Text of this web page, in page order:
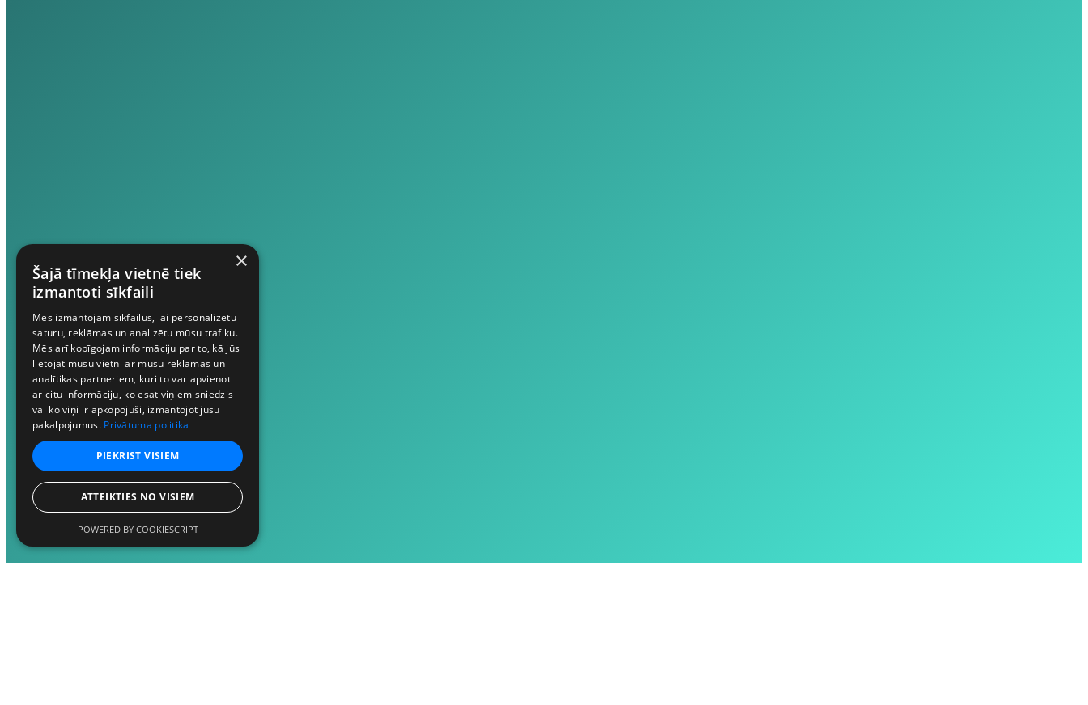
×
Šajā tīmekļa vietnē tiek
izmantoti sīkfaili
Mēs izmantojam sīkfailus, lai personalizētu
saturu, reklāmas un analizētu mūsu trafiku.
Mēs arī kopīgojam informāciju par to, kā jūs
lietojat mūsu vietni ar mūsu reklāmas un
analītikas partneriem, kuri to var apvienot
ar citu informāciju, ko esat viņiem sniedzis
vai ko viņi ir apkopojuši, izmantojot jūsu
pakalpojumus. Privātuma politika
PIEKRIST VISIEM
ATTEIKTIES NO VISIEM
POWERED BY COOKIESCRIPT